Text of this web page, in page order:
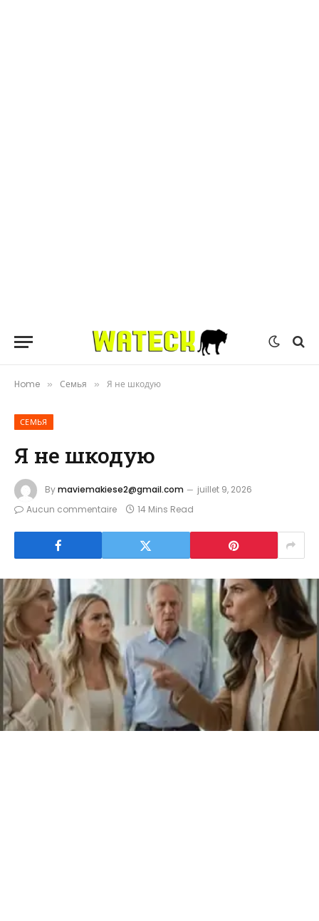
Home » Семья » Я не шкодую
СЕМЬЯ
Я не шкодую
Bymaviemakiese2@gmail.com
juillet 9, 2026
Aucun commentaire
14 Mins Read